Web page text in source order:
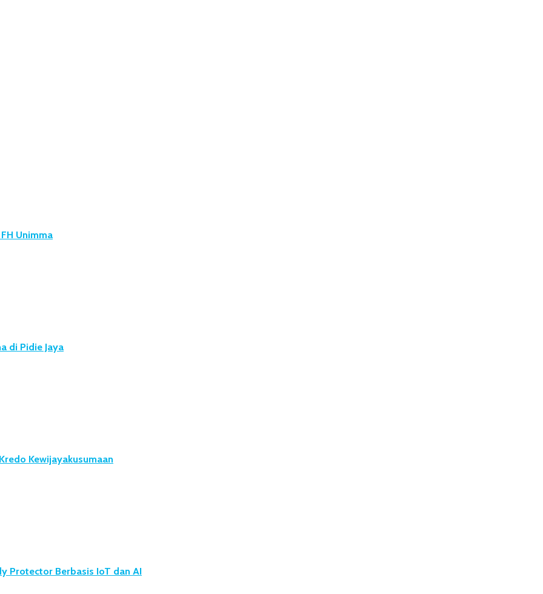
Unimma
di Pidie Jaya
Kewijayakusumaan
Protector Berbasis IoT dan AI